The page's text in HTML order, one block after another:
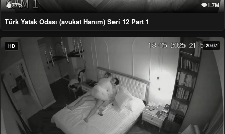
77% 1.7M
Türk Yatak Odası (avukat Hanım) Seri 12 Part 1
HD 20:07